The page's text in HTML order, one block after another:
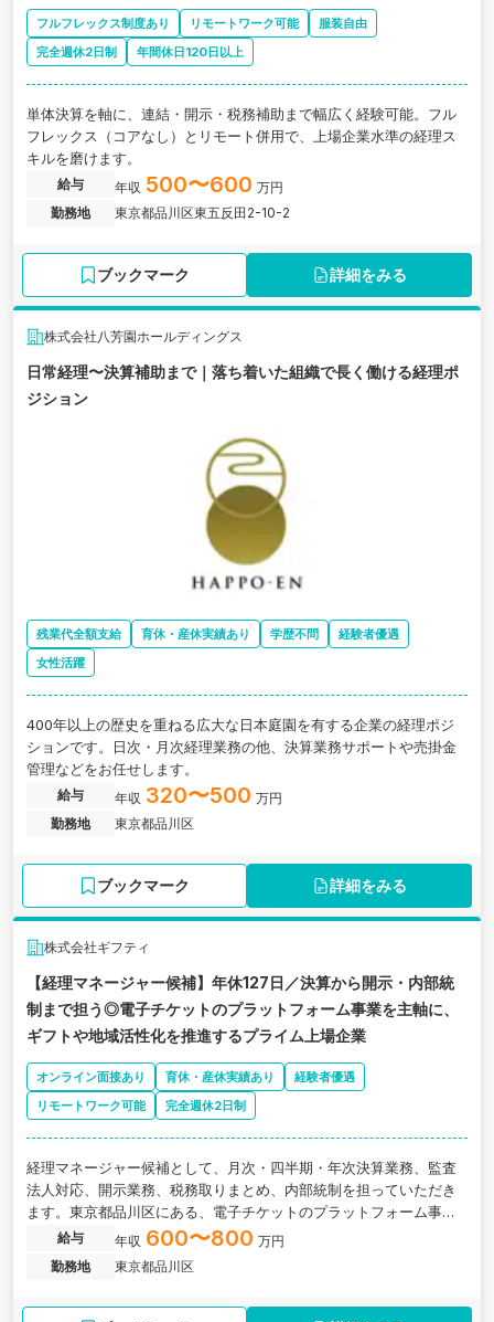
フルフレックス制度あり リモートワーク可能
服装自由
完全週休2日制
年間休日120日以上
単体決算を軸に、連結・開示・税務補助まで幅広く経験可能。フル
フレックス（コアなし）とリモート併用で、上場企業水準の経理ス
キルを磨けます。
給与 年収 500〜600 万円
勤務地
東京都品川区東五反田2-10-2
ブックマーク 詳細をみる
株式会社八芳園ホールディングス
日常経理〜決算補助まで｜落ち着いた組織で長く働ける経理ポ
ジション
残業代全額支給 育休・産休実績あり 学歴不問
経験者優遇
女性活躍
400年以上の歴史を重ねる広大な日本庭園を有する企業の経理ポジ
ションです。日次・月次経理業務の他、決算業務サポートや売掛金
管理などをお任せします。
給与 年収 320〜500 万円
勤務地
東京都品川区
ブックマーク 詳細をみる
株式会社ギフティ
【経理マネージャー候補】年休127日／決算から開示・内部統
制まで担う◎電子チケットのプラットフォーム事業を主軸に、
ギフトや地域活性化を推進するプライム上場企業
オンライン面接あり 育休・産休実績あり
経験者優遇
リモートワーク可能
完全週休2日制
経理マネージャー候補として、月次・四半期・年次決算業務、監査
法人対応、開示業務、税務取りまとめ、内部統制を担っていただき
ます。東京都品川区にある、電子チケットのプラットフォーム事業
を主軸に、ギフトや地域活性化サービスを展開するプライム上場企
業の求人です。
給与 年収 600〜800 万円
勤務地
東京都品川区